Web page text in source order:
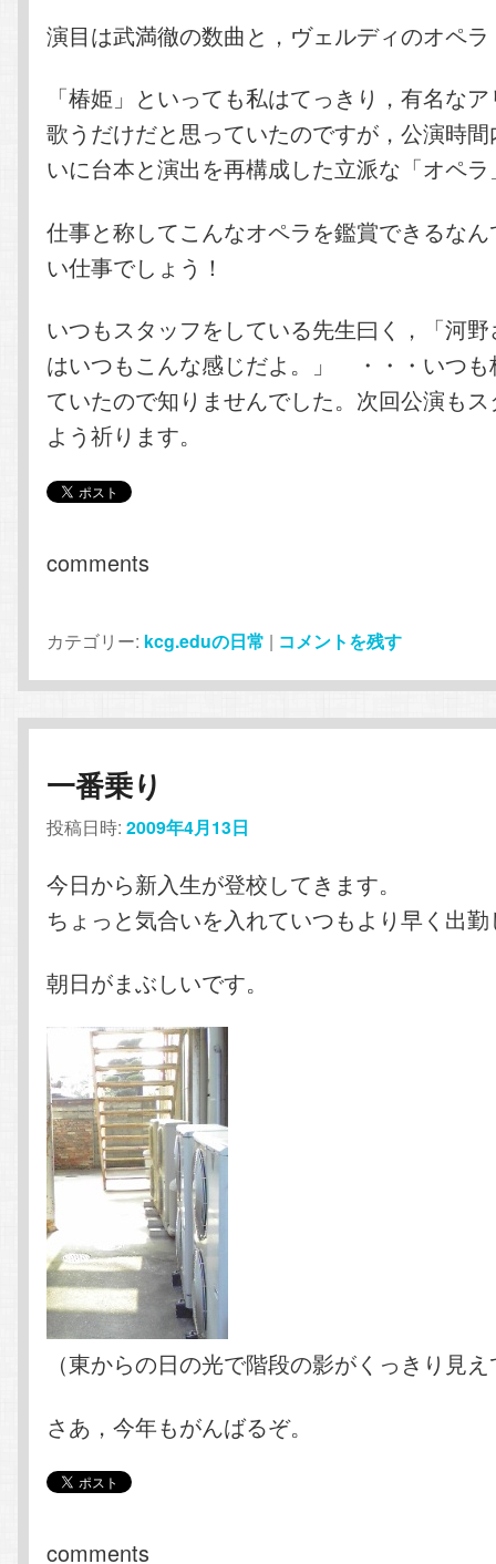
演目は武満徹の数曲と，ヴェルディのオペ
「椿姫」といっても私はてっきり，有名な
歌うだけだと思っていたのですが，公演時
いに台本と演出を再構成した立派な「オペ
仕事と称してこんなオペラを鑑賞できるな
い仕事でしょう！
いつもスタッフをしている先生曰く，「河
はいつもこんな感じだよ。」 ・・・いつも
ていたので知りませんでした。次回公演も
よう祈ります。
comments
カテゴリー: kcg.eduの日常 | コメントを残す
一番乗り
投稿日時:2009年4月13日
今日から新入生が登校してきます。
ちょっと気合いを入れていつもより早く出
朝日がまぶしいです。
（東からの日の光で階段の影がくっきり見
さあ，今年もがんばるぞ。
comments